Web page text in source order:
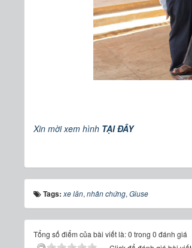
Xin mời xem hình TẠI ĐÂY
Tags:xe lăn,nhân chứng,Giuse
Tổng số điểm của bài viết là: 0 trong 0 đánh giá